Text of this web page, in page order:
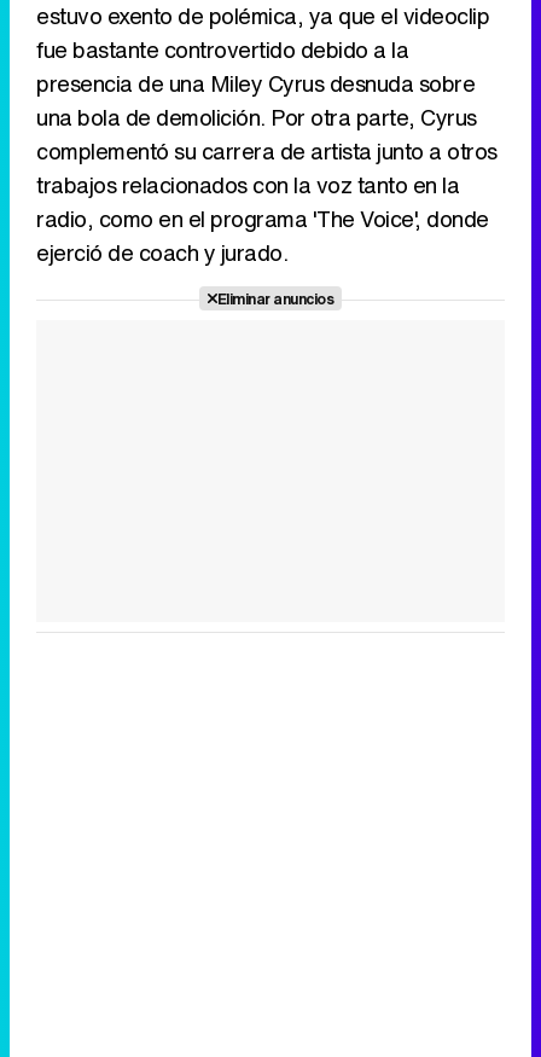
estuvo exento de polémica, ya que el videoclip
fue bastante controvertido debido a la
presencia de una Miley Cyrus desnuda sobre
una bola de demolición. Por otra parte, Cyrus
complementó su carrera de artista junto a otros
trabajos relacionados con la voz tanto en la
radio, como en el programa 'The Voice', donde
ejerció de coach y jurado.
Eliminar anuncios